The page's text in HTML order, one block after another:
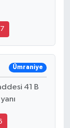
Ümraniye
41 B